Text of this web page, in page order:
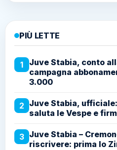
PIÙ LETTE
1
Juve Stabia, conto
campagna
3.000
2 Juve Stabia,
saluta le Vespe e
3 Juve Stabia –
riscrivere: prima lo